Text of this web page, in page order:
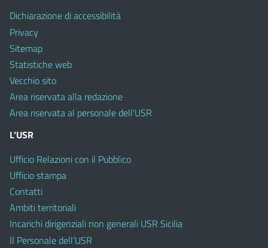
Dichiarazione di accessibilità
Privacy
Sitemap
Statistiche web
Vecchio sito
Area riservata alla redazione
Area riservata al personale dell’USR
L’USR
Ufficio Relazioni con il Pubblico
Ufficio stampa
Contatti
Ambiti territoriali
Incarichi dirigenziali non generali USR Sicilia
Il Personale dell’USR